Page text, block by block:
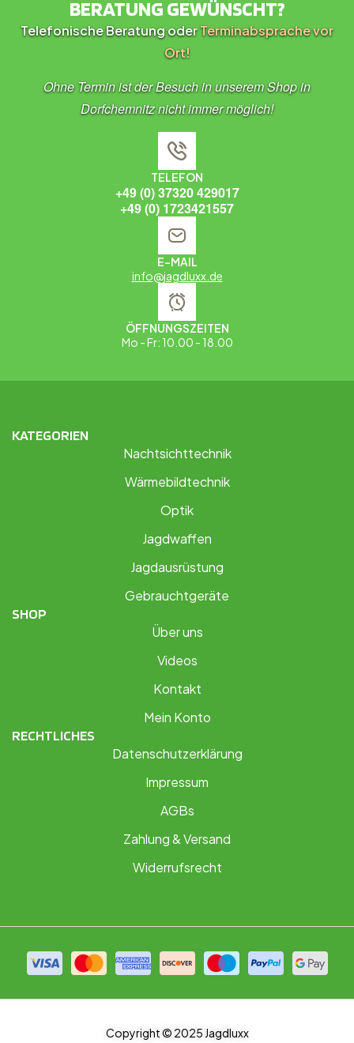
BERATUNG GEWÜNSCHT?
Telefonische Beratung oderTerminabsprache vor
Ort!
Ohne Termin ist der Besuch in unserem Shop in
Dorfchemnitz nicht immer möglich!
TELEFON
+49 (0) 37320 429017
+49 (0) 1723421557
E-MAIL
info@jagdluxx.de
ÖFFNUNGSZEITEN
Mo - Fr: 10.00 - 18.00
KATEGORIEN
Nachtsichttechnik
Wärmebildtechnik
Optik
Jagdwaffen
Jagdausrüstung
Gebrauchtgeräte
SHOP
Über uns
Videos
Kontakt
Mein Konto
RECHTLICHES
Datenschutzerklärung
Impressum
AGBs
Zahlung & Versand
Widerrufsrecht
Copyright © 2025 Jagdluxx